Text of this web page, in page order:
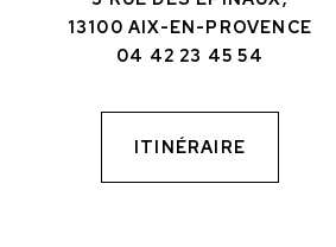
13100 AIX-EN-PROVENCE
04 42 23 45 54
ITINÉRAIRE